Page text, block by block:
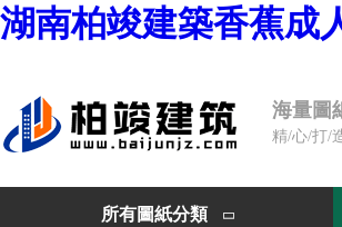
湖南柏竣建築香蕉成
海量圖
精/心/打/
所有圖紙分類 